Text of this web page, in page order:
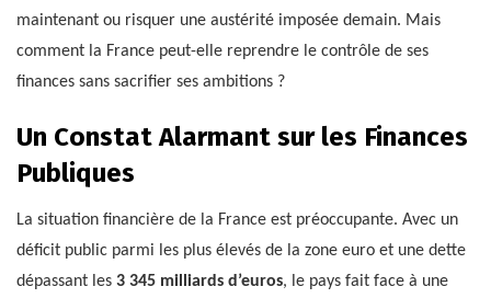
maintenant ou risquer une austérité imposée demain. Mais
comment la France peut-elle reprendre le contrôle de ses
finances sans sacrifier ses ambitions ?
Un Constat Alarmant sur les Finances
Publiques
La situation financière de la France est préoccupante. Avec un
déficit public parmi les plus élevés de la zone euro et une dette
dépassant les 3 345 milliards d’euros, le pays fait face à une